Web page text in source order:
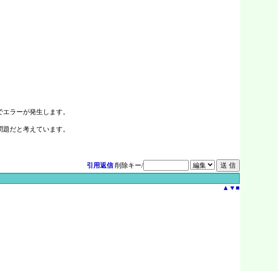
ラーが発生します。
だと考えています。
引用返信 削除キー/
▲ ▼ ■